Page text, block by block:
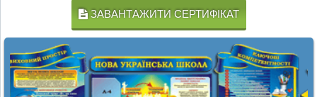
ЗАВАНТАЖИТИ СЕРТИФІКАТ